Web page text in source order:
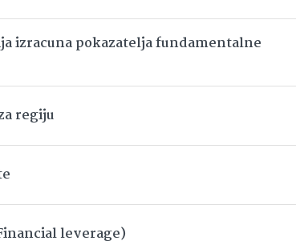
izracuna pokazatelja fundamentalne
regiju
leverage)